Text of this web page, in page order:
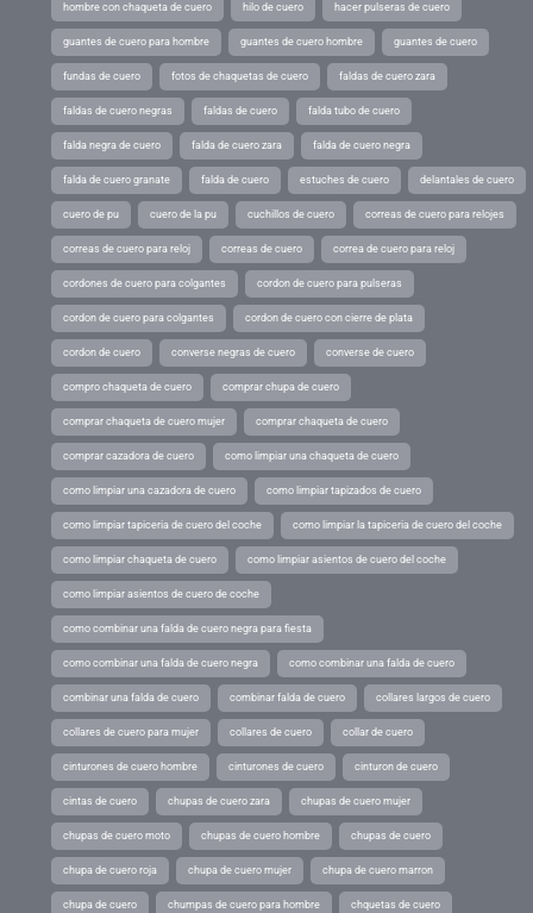
hombre con chaqueta de cuero hilo de cuero hacer pulseras de cuero
guantes de cuero para hombre guantes de cuero hombre guantes de cuero
fundas de cuero fotos de chaquetas de cuero faldas de cuero zara
faldas de cuero negras faldas de cuero falda tubo de cuero
falda negra de cuero falda de cuero zara falda de cuero negra
falda de cuero granate falda de cuero estuches de cuero delantales de cuero
cuero de pu cuero de la pu cuchillos de cuero correas de cuero para relojes
correas de cuero para reloj correas de cuero correa de cuero para reloj
cordones de cuero para colgantes cordon de cuero para pulseras
cordon de cuero para colgantes cordon de cuero con cierre de plata
cordon de cuero converse negras de cuero converse de cuero
compro chaqueta de cuero comprar chupa de cuero
comprar chaqueta de cuero mujer comprar chaqueta de cuero
comprar cazadora de cuero como limpiar una chaqueta de cuero
como limpiar una cazadora de cuero como limpiar tapizados de cuero
como limpiar tapiceria de cuero del coche como limpiar la tapiceria de cuero del coche
como limpiar chaqueta de cuero como limpiar asientos de cuero del coche
como limpiar asientos de cuero de coche
como combinar una falda de cuero negra para fiesta
como combinar una falda de cuero negra como combinar una falda de cuero
combinar una falda de cuero combinar falda de cuero collares largos de cuero
collares de cuero para mujer collares de cuero collar de cuero
cinturones de cuero hombre cinturones de cuero cinturon de cuero
cintas de cuero chupas de cuero zara chupas de cuero mujer
chupas de cuero moto chupas de cuero hombre chupas de cuero
chupa de cuero roja chupa de cuero mujer chupa de cuero marron
chupa de cuero chumpas de cuero para hombre chquetas de cuero